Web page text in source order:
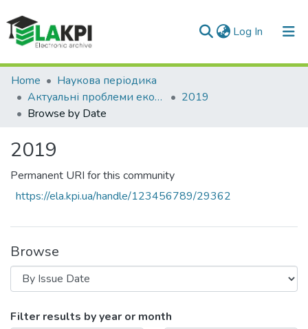
Log In (current)
Communities & Collections
All of DSpace
Home
Наукова періодика
Актуальні проблеми економіки та управління
2019
Browse by Date
2019
Permanent URI for this community
https://ela.kpi.ua/handle/123456789/29362
Browse
Browsing 2019 by Issue Date
Filter results by year or month